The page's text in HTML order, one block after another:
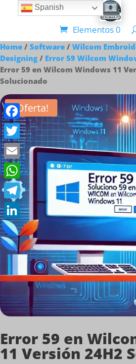
Elementos 0
Home / Software / Wilcom
Designing / Error 59 Wilcom
Error 59 en Wilcom Windows 11
Solucionado
¡Oferta!
Error 59 en
11 Versión 24H2
Facebook
Twitter
Email
WhatsApp
Telegram
LinkedIn
Spanish